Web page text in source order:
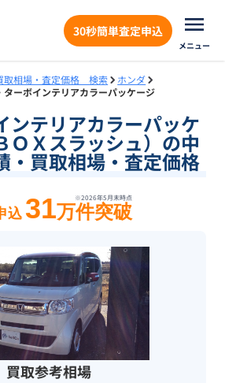
30秒簡単査定申込
メニュー
取相場・査定価格 検索
ホンダ
ターボインテリアカラーパッケージ
ンテリアカラーパッケ
ＯＸスラッシュ）の中
・買取相場・査定価格
※2026年5月末時点
込 31万件突破
買取参考相場